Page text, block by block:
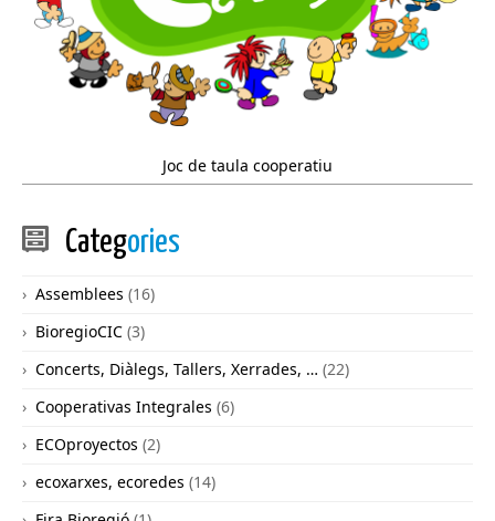
Joc de taula cooperatiu
Categories
Assemblees (16)
BioregioCIC (3)
Concerts, Diàlegs, Tallers, Xerrades, … (22)
Cooperativas Integrales (6)
ECOproyectos (2)
ecoxarxes, ecoredes (14)